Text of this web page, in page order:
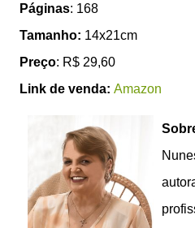
Páginas: 168
Tamanho: 14x21cm
Preço: R$ 29,60
Link de venda: Amazon